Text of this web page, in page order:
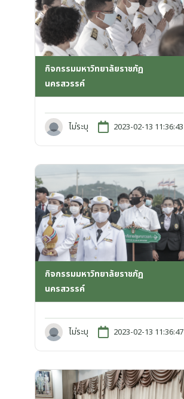
กิจกรรมมหาวิทยาลัยราชภัฏ
นครสวรรค์
ไม่ระบุ 2023-02-13 11:36:43
กิจกรรมมหาวิทยาลัยราชภัฏ
นครสวรรค์
ไม่ระบุ 2023-02-13 11:36:47